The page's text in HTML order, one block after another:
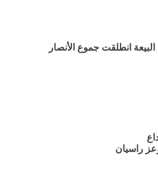
انطلقت جموع الأنصار
راسيان